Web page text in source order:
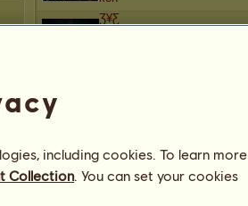
Ʒ¥Ƹ
including cookies. To learn more
Collection. You can set your cookies